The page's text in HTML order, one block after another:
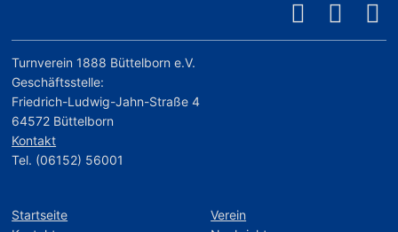
Turnverein 1888 Büttelborn e.V.
Geschäftsstelle:
Friedrich-Ludwig-Jahn-Straße 4
64572 Büttelborn
Kontakt
Tel. (06152) 56001
Startseite
Verein